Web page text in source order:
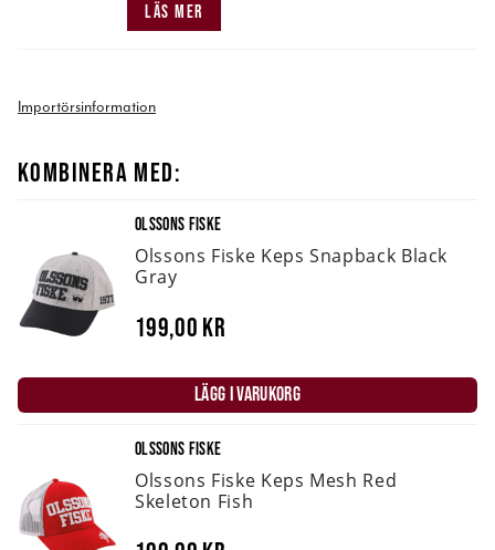
LÄS MER
Importörsinformation
KOMBINERA MED:
OLSSONS FISKE
Olssons Fiske Keps Snapback Black
Gray
199,00 kr
LÄGG I VARUKORG
OLSSONS FISKE
Olssons Fiske Keps Mesh Red
Skeleton Fish